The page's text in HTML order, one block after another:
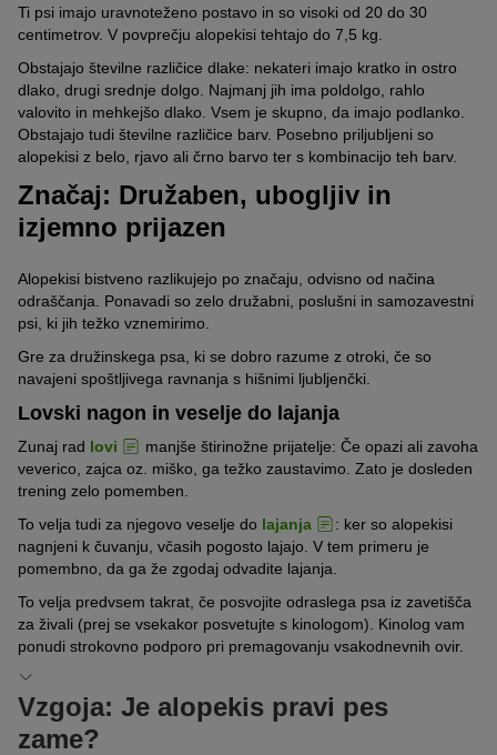
Ti psi imajo uravnoteženo postavo in so visoki od 20 do 30
centimetrov. V povprečju alopekisi tehtajo do 7,5 kg.
Obstajajo številne različice dlake: nekateri imajo kratko in ostro
dlako, drugi srednje dolgo. Najmanj jih ima poldolgo, rahlo
valovito in mehkejšo dlako. Vsem je skupno, da imajo podlanko.
Obstajajo tudi številne različice barv. Posebno priljubljeni so
alopekisi z belo, rjavo ali črno barvo ter s kombinacijo teh barv.
Značaj: Družaben, ubogljiv in
izjemno prijazen
Alopekisi bistveno razlikujejo po značaju, odvisno od načina
odraščanja. Ponavadi so zelo družabni, poslušni in samozavestni
psi, ki jih težko vznemirimo.
Gre za družinskega psa, ki se dobro razume z otroki, če so
navajeni spoštljivega ravnanja s hišnimi ljubljenčki.
Lovski nagon in veselje do lajanja
Zunaj rad lovi
manjše štirinožne prijatelje: Če opazi ali zavoha
veverico, zajca oz. miško, ga težko zaustavimo. Zato je dosleden
trening zelo pomemben.
To velja tudi za njegovo veselje do lajanja
: ker so alopekisi
nagnjeni k čuvanju, včasih pogosto lajajo. V tem primeru je
pomembno, da ga že zgodaj odvadite lajanja.
To velja predvsem takrat, če posvojite odraslega psa iz zavetišča
za živali (prej se vsekakor posvetujte s kinologom). Kinolog vam
ponudi strokovno podporo pri premagovanju vsakodnevnih ovir.
Vzgoja: Je alopekis pravi pes
zame?